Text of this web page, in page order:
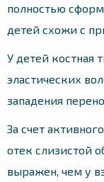
полностью
детей схожи с
У детей костная
эластических
западения
За счет
отек слизистой
выражен, чем у